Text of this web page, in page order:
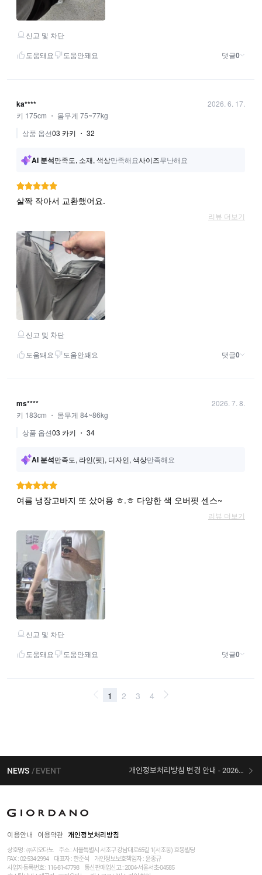
NEWS EVENT 개인정보처리방침 변경 안내 - 2026/07/30 시행
이용안내 이용약관 개인정보처리방침
상호명 : ㈜지오다노
주소 : 서울특별시 서초구 강남대로65길 1(서초동) 효봉빌딩
FAX : 02-534-2994
대표자 : 한준석 개인정보보호책임자 : 윤종규
사업자등록번호 : 116-81-47798
통신판매업신고 : 2004-서울서초-04585